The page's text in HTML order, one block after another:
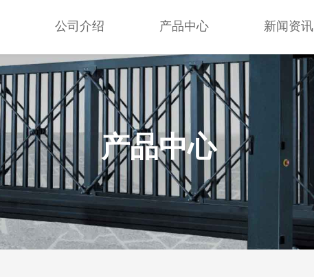
公司介绍 产品中心 新闻资讯
产品中心